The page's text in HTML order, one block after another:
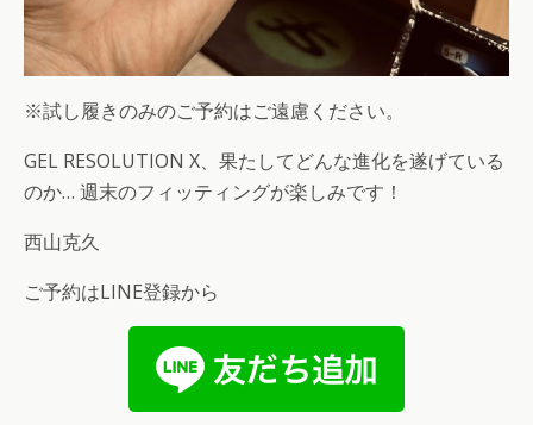
※試し履きのみのご予約はご遠慮ください。
GEL RESOLUTION X、果たしてどんな進化を遂げている
のか… 週末のフィッティングが楽しみです！
西山克久
ご予約はLINE登録から